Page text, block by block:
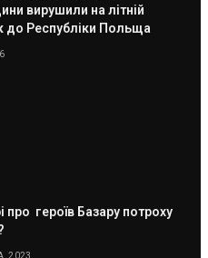
вирушили на літній
до Республіки Польща
героїв Базару потроху
2023